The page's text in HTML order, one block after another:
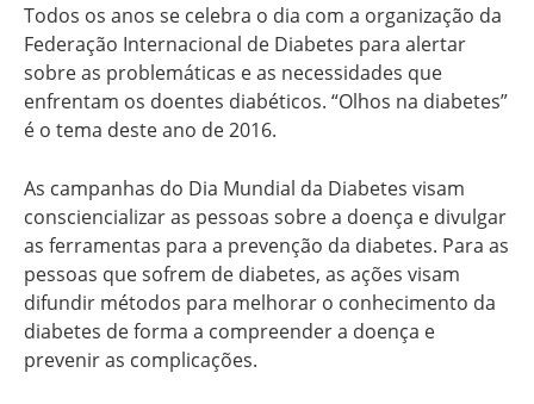
Todos os anos se celebra o dia com a organização da
Federação Internacional de Diabetes para alertar
sobre as problemáticas e as necessidades que
enfrentam os doentes diabéticos. “Olhos na diabetes”
é o tema deste ano de 2016.
As campanhas do Dia Mundial da Diabetes visam
consciencializar as pessoas sobre a doença e divulgar
as ferramentas para a prevenção da diabetes. Para as
pessoas que sofrem de diabetes, as ações visam
difundir métodos para melhorar o conhecimento da
diabetes de forma a compreender a doença e
prevenir as complicações.